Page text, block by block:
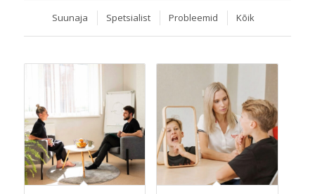
Suunaja Spetsialist Probleemid Kõik